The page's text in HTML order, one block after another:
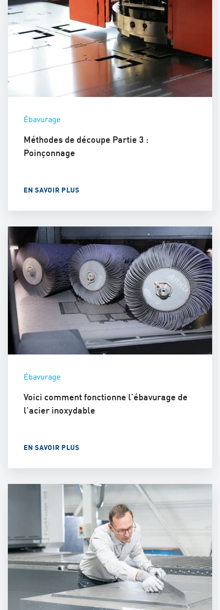
Ébavurage
Méthodes de découpe Partie 3 :
Poinçonnage
EN SAVOIR PLUS
Ébavurage
Voici comment fonctionne l'ébavurage de
l'acier inoxydable
EN SAVOIR PLUS